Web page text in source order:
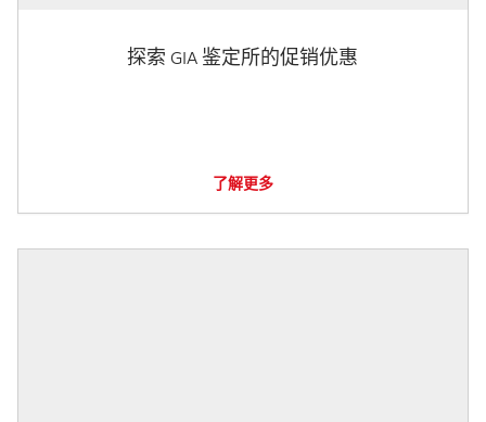
探索 GIA 鉴定所的促销优惠
了解更多